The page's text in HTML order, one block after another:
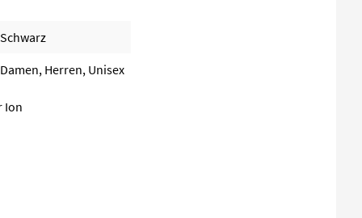
Schwarz
Damen, Herren, Unisex
Ion